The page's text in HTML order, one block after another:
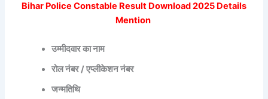
Bihar Police Constable Result Download 2025 Details
Mention
उम्मीदवार का नाम
रोल नंबर / एप्लीकेशन नंबर
जन्मतिथि